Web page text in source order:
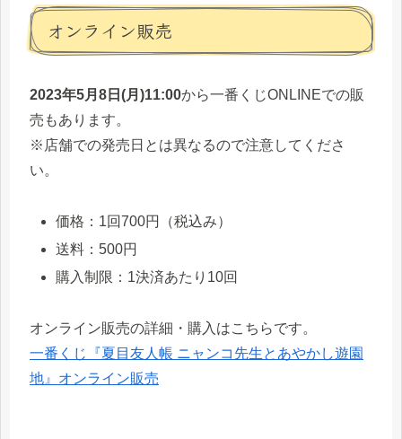
オンライン販売
2023年5月8日(月)11:00から一番くじONLINEでの販
売もあります。
※店舗での発売日とは異なるので注意してくださ
い。
価格：1回700円（税込み）
送料：500円
購入制限：1決済あたり10回
オンライン販売の詳細・購入はこちらです。
一番くじ『夏目友人帳 ニャンコ先生とあやかし遊園
地』オンライン販売